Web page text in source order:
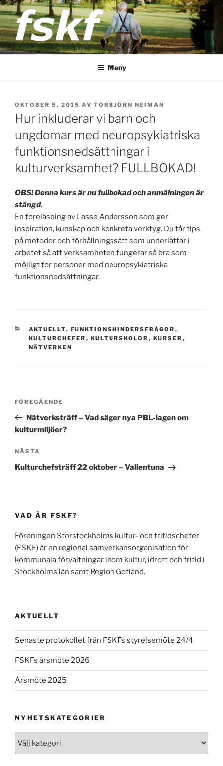
Hoppa
till
innehåll
FSKF
Föreningen Storstockholms kultur- och fritidschefer
Meny
PUBLICERAT
OKTOBER 5, 2015 AV TORBJÖRN NEIMAN
Hur inkluderar vi barn och
ungdomar med neuropsykiatriska
funktionsnedsättningar i
kulturverksamhet? FULLBOKAD!
OBS! Denna kurs är nu fullbokad och anmälningen är
stängd.
En föreläsning av Lasse Andersson som ger
inspiration, kunskap och konkreta verktyg. Du får tips
på metoder och förhållningssätt som underlättar i
arbetet så att verksamheten fungerar så bra som
möjligt för personer med neuropsykiatriska
funktionsnedsättningar.
KATEGORIER
AKTUELLT, FUNKTIONSHINDERSFRÅGOR ,
KULTURCHEFER , KULTURSKOLOR , KURSER ,
NÄTVERKEN
Inläggsnavigering
Föregående
inlägg
FÖREGÅENDE
Nätverksträff – Vad säger nya PBL-lagen om
kulturmiljöer?
Nästa
inlägg
NÄSTA
Kulturchefsträff 22 oktober – Vallentuna
VAD ÄR FSKF?
Föreningen Storstockholms kultur- och fritidschefer
(FSKF) är en regional samverkansorganisation för
kommunala förvaltningar inom kultur, idrott och fritid i
Stockholms län samt Region Gotland.
AKTUELLT
Senaste protokollet från FSKFs styrelsemöte 24/4
FSKFs årsmöte 2026
Årsmöte 2025
NYHETSKATEGORIER